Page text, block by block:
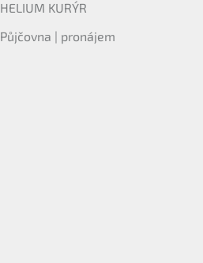
HELIUM KURÝR
Půjčovna | pronájem